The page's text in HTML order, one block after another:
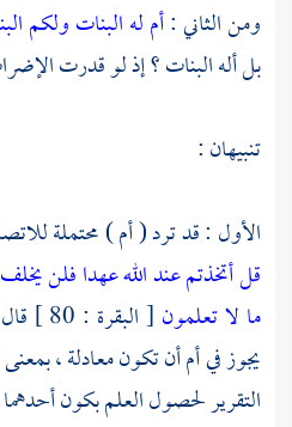
ومن الثاني :أم له البنات ولكم
بل أله البنات ؟ إذ لو قدرت
تنبيهان :
الأول : قد ترد ( أم ) محتملة
قل أتخذتم عند الله عهدا فلن
ما لا تعلمون [ البقرة : 80 ] قال
يجوز في أم أن تكون معادلة ،
التقرير لحصول العلم بكون